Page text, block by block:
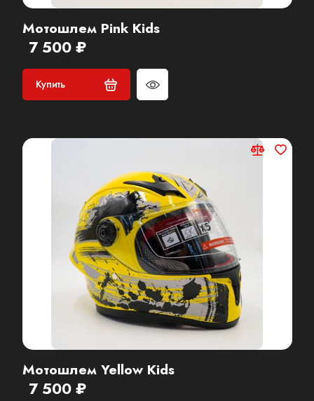
Мотошлем Pink Kids
7 500 ₽
Купить
Мотошлем Yellow Kids
7 500 ₽